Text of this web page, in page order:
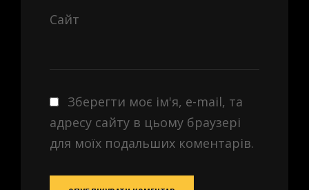
Сайт
Зберегти моє ім'я, e-mail, та
адресу сайту в цьому браузері
для моїх подальших коментарів.